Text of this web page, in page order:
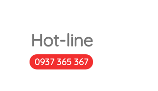
Hot-line
0937 365 367